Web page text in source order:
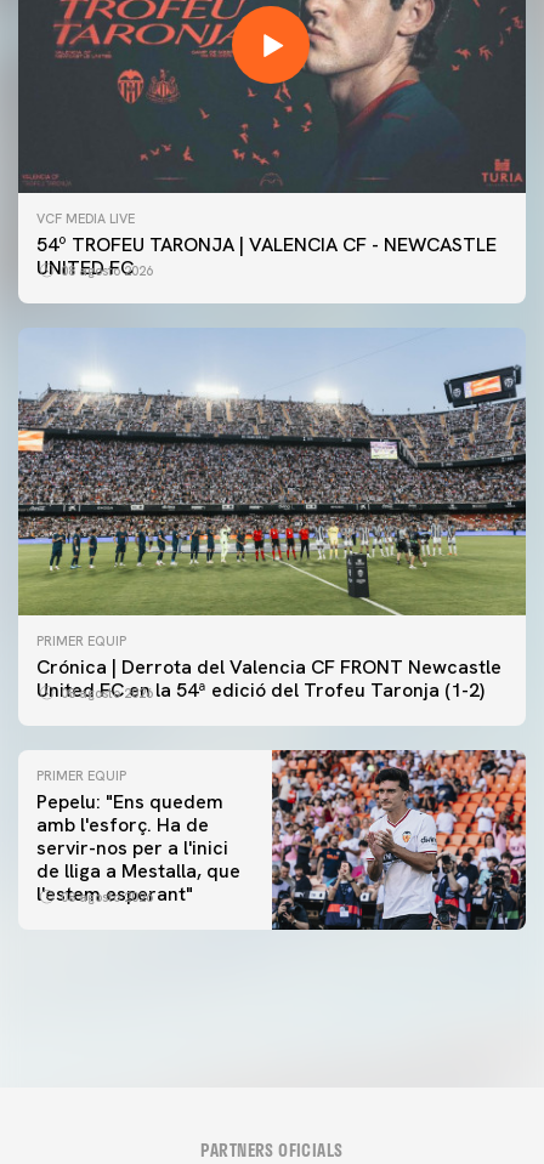
VCF MEDIA LIVE
54º TROFEU TARONJA | VALENCIA CF - NEWCASTLE
UNITED FC
08 agosto 2026
PRIMER EQUIP
Crónica | Derrota del Valencia CF FRONT Newcastle
United FC en la 54ª edició del Trofeu Taronja (1-2)
08 agosto 2026
PRIMER EQUIP
Pepelu: "Ens quedem
amb l'esforç. Ha de
servir-nos per a l'inici
de lliga a Mestalla, que
l'estem esperant"
08 agosto 2026
PRIMER EQUIP
📸 #ValenciaNUFC
PRIMER EQUIP
MESTALLA 📍
PARTNERS OFICIALS